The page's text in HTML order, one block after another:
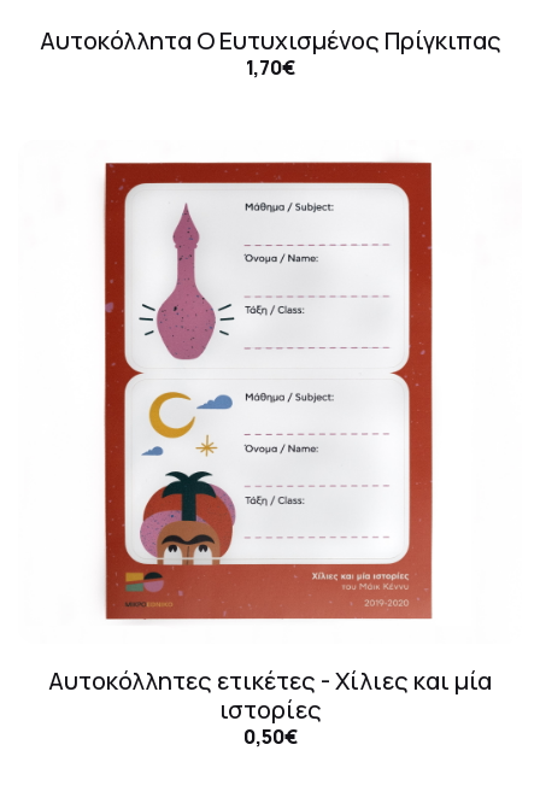
Αυτοκόλλητα Ο Ευτυχισμένος Πρίγκιπας
1,70€
Αυτοκόλλητες ετικέτες - Χίλιες και μία
ιστορίες
0,50€